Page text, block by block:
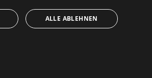
ALLE ABLEHNEN